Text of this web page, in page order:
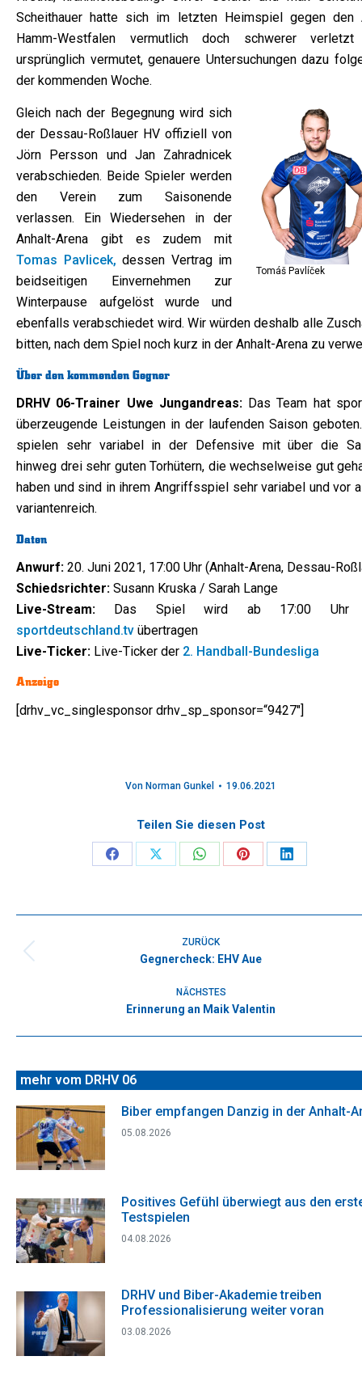
Scheithauer hatte sich im letzten Heimspiel gegen den
Hamm-Westfalen vermutlich doch schwerer
ursprünglich vermutet, genauere Untersuchungen dazu
der kommenden Woche.
Tomáš Pavlíček
Gleich nach der Begegnung wird sich
der Dessau-Roßlauer HV offiziell von
Jörn Persson und Jan Zahradnicek
verabschieden. Beide Spieler werden
den Verein zum Saisonende
verlassen. Ein Wiedersehen in der
Anhalt-Arena gibt es zudem mit
Tomas Pavlicek, dessen Vertrag im
beidseitigen Einvernehmen zur
Winterpause aufgelöst wurde und
ebenfalls verabschiedet wird. Wir würden deshalb alle
bitten, nach dem Spiel noch kurz in der Anhalt-Arena zu
Über den kommenden Gegner
DRHV 06-Trainer Uwe Jungandreas:Das Team hat
überzeugende Leistungen in der laufenden Saison
spielen sehr variabel in der Defensive mit über die
hinweg drei sehr guten Torhütern, die wechselweise gut
haben und sind in ihrem Angriffsspiel sehr variabel und vor
variantenreich.
Daten
Anwurf: 20. Juni 2021, 17:00 Uhr (Anhalt-Arena, Dessau-
Schiedsrichter: Susann Kruska / Sarah Lange
Live-Stream: Das Spiel wird ab 17:00 Uhr
sportdeutschland.tv übertragen
Live-Ticker: Live-Ticker der 2. Handball-Bundesliga
Anzeige
[drhv_vc_singlesponsor drhv_sp_sponsor=“9427″]
Von Norman Gunkel 19.06.2021
Teilen Sie diesen Post
Share
Facebook
Share
X
Share
WhatsApp
Share
Pinterest
Share
LinkedIn
ZURÜCK
Vorheriger
Gegnercheck: EHV Aue
NÄCHSTES
Nächster
Erinnerung an Maik Valentin
mehr vom DRHV 06
Biber empfangen Danzig in der Anhalt-
05.08.2026
Positives Gefühl überwiegt aus den
Testspielen
04.08.2026
DRHV und Biber-Akademie treiben
Professionalisierung weiter voran
03.08.2026